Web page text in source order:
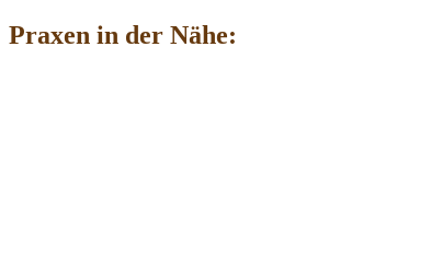
Praxen in der Nähe: